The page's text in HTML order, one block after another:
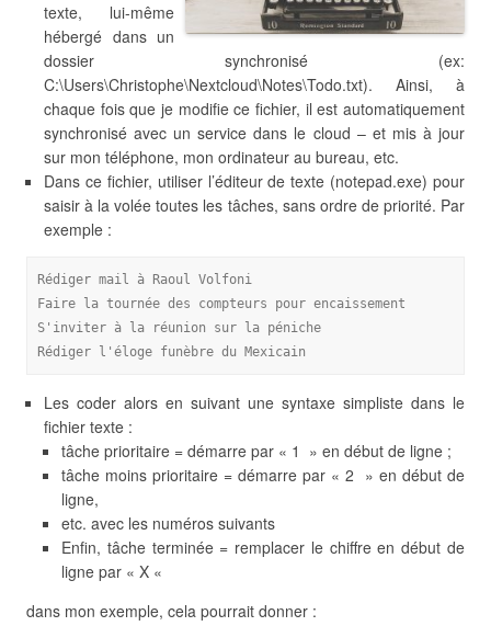
texte, lui-même
hébergé dans un
dossier synchronisé (ex:
C:\Users\Christophe\Nextcloud\Notes\Todo.txt). Ainsi, à
chaque fois que je modifie ce fichier, il est automatiquement
synchronisé avec un service dans le cloud – et mis à jour
sur mon téléphone, mon ordinateur au bureau, etc.
Dans ce fichier, utiliser l’éditeur de texte (notepad.exe) pour
saisir à la volée toutes les tâches, sans ordre de priorité. Par
exemple :
Rédiger mail à Raoul Volfoni
Faire la tournée des compteurs pour encaissement
S'inviter à la réunion sur la péniche
Rédiger l'éloge funèbre du Mexicain
Les coder alors en suivant une syntaxe simpliste dans le
fichier texte :
tâche prioritaire = démarre par « 1 » en début de ligne ;
tâche moins prioritaire = démarre par « 2 » en début de
ligne,
etc. avec les numéros suivants
Enfin, tâche terminée = remplacer le chiffre en début de
ligne par « X «
dans mon exemple, cela pourrait donner :